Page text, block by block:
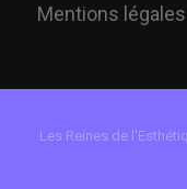
Mentions légales
Les Reines de